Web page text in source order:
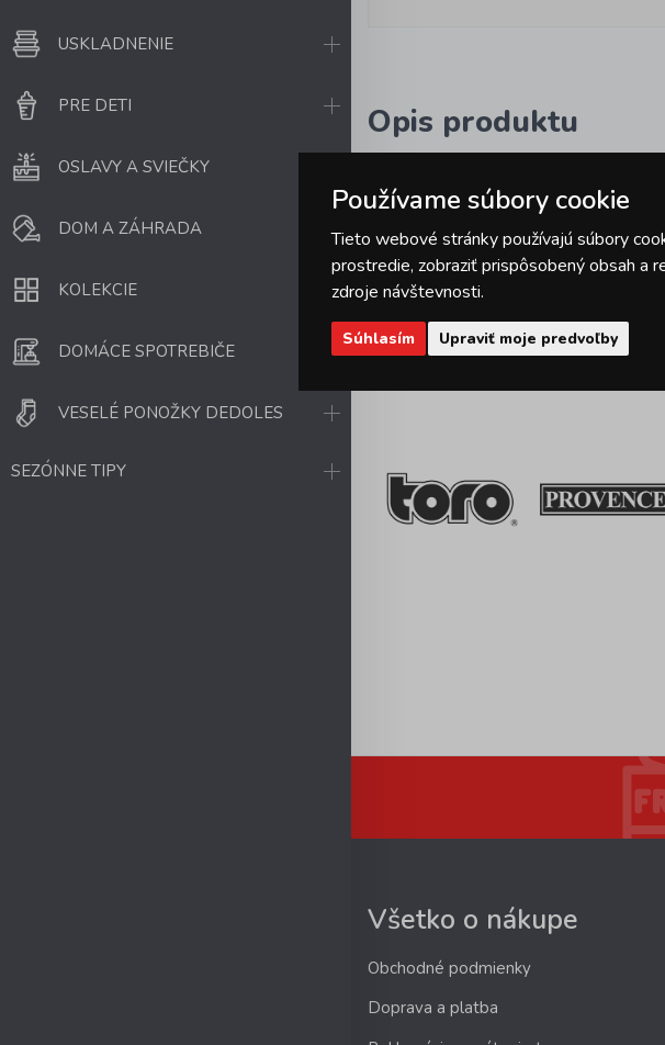
USKLADNENIE
PRE DETI
OSLAVY A SVIEČKY
DOM A ZÁHRADA
KOLEKCIE
DOMÁCE SPOTREBIČE
VESELÉ PONOŽKY DEDOLES
SEZÓNNE TIPY
Opis produktu
Sme
Všetko o nákupe
Obchodné podmienky
Doprava a platba
Používame súbory cookie
Tieto webové stránky používajú súbory
prostredie, zobraziť prispôsobený obsah a
zdroje návštevnosti.
Súhlasím Upraviť moje predvoľby